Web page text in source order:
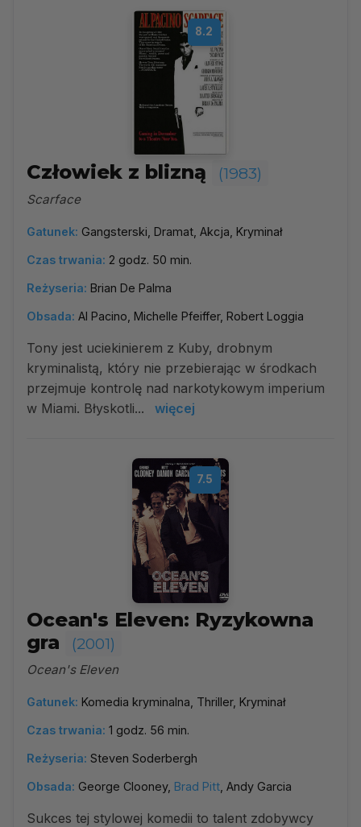
8.2
Człowiek z blizną (1983)
Scarface
Gatunek: Gangsterski, Dramat, Akcja, Kryminał
Czas trwania: 2 godz. 50 min.
Reżyseria: Brian De Palma
Obsada: Al Pacino, Michelle Pfeiffer, Robert Loggia
Tony jest uciekinierem z Kuby, drobnym
kryminalistą, który nie przebierając w środkach
przejmuje kontrolę nad narkotykowym imperium
w Miami. Błyskotli...
więcej
7.5
Ocean's Eleven: Ryzykowna
gra
(2001)
Ocean's Eleven
Gatunek: Komedia kryminalna, Thriller, Kryminał
Czas trwania: 1 godz. 56 min.
Reżyseria: Steven Soderbergh
Obsada: George Clooney, Brad Pitt , Andy Garcia
Sukces tej stylowej komedii to talent zdobywcy